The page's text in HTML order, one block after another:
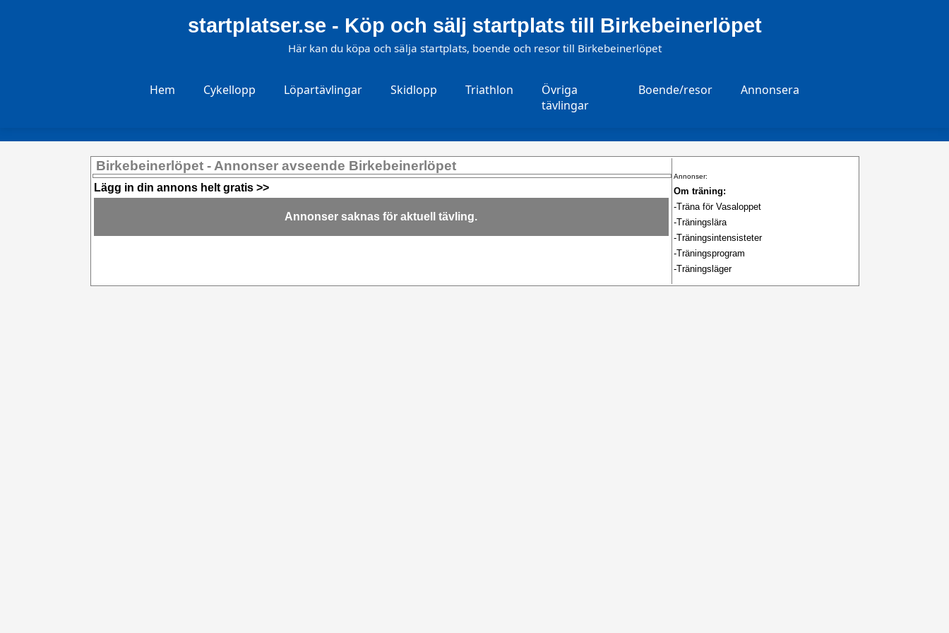
startplatser.se - Köp och sälj startplats till Birkebeinerlöpet
Här kan du köpa och sälja startplats, boende och resor till Birkebeinerlöpet
Hem Cykellopp Löpartävlingar Skidlopp Triathlon
Övriga
tävlingar
Boende/resor Annonsera
Birkebeinerlöpet - Annonser avseende Birkebeinerlöpet
Lägg in din annons helt gratis >>
Annonser saknas för aktuell tävling.
Annonser:
Om träning:
-Träna för Vasaloppet
-Träningslära
-Träningsintensisteter
-Träningsprogram
-Träningsläger